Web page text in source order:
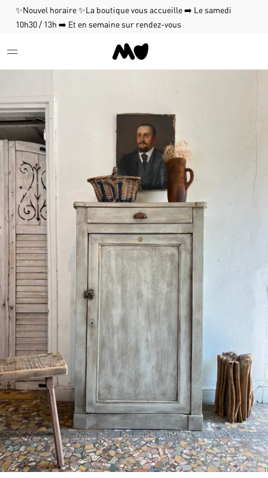
✨Nouvel horaire ✨La boutique vous accueille ➡️ Le samedi
10h30 / 13h ➡️ Et en semaine sur rendez-vous